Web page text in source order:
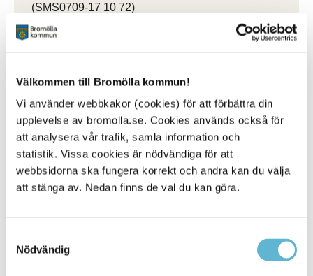
Välkommen till Bromölla kommun!
Vi använder webbkakor (cookies) för att förbättra din
upplevelse av bromolla.se. Cookies används också för
att analysera vår trafik, samla information och
statistik. Vissa cookies är nödvändiga för att
webbsidorna ska fungera korrekt och andra kan du välja
att stänga av. Nedan finns de val du kan göra.
Nödvändig
(SMS0709-17 10 72)
(SMS0709-23 30 04)
hanna.ericsson@bromolla.se
Ida Truedsson
Fritidsledare
0456-82 24 31
(SMS0709-23 30 28)
ida.truedsson@bromolla.se
(SMS0709-17 11 39)